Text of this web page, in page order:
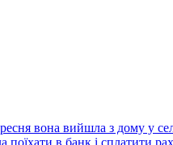
вона вийшла з дому у
в банк і сплатити